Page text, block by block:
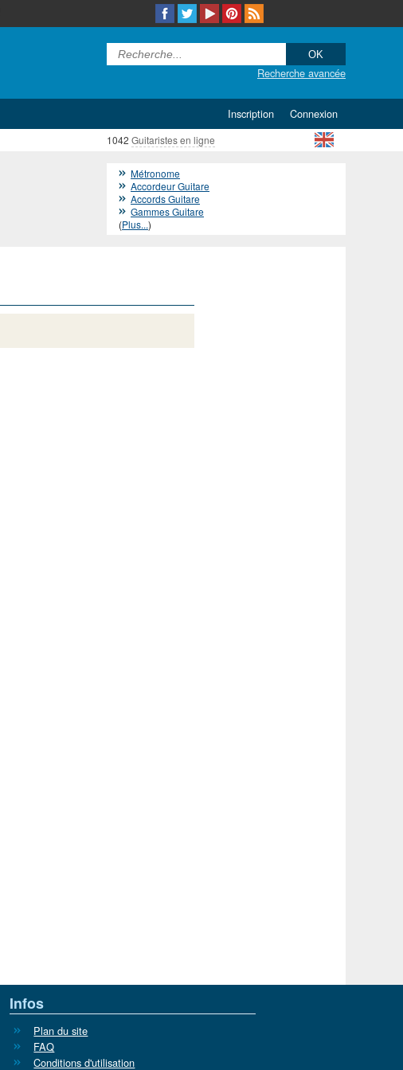
Recherche avancée
Connexion
Inscription
1042 Guitaristes en ligne
Métronome
Accordeur Guitare
Accords Guitare
Gammes Guitare
(Plus...)
Infos
Plan du site
FAQ
Conditions d'utilisation